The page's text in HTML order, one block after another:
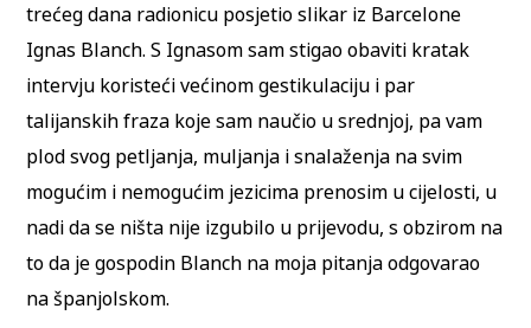
trećeg dana radionicu posjetio slikar iz Barcelone
Ignas Blanch. S Ignasom sam stigao obaviti kratak
intervju koristeći većinom gestikulaciju i par
talijanskih fraza koje sam naučio u srednjoj, pa vam
plod svog petljanja, muljanja i snalaženja na svim
mogućim i nemogućim jezicima prenosim u cijelosti, u
nadi da se ništa nije izgubilo u prijevodu, s obzirom na
to da je gospodin Blanch na moja pitanja odgovarao
na španjolskom.